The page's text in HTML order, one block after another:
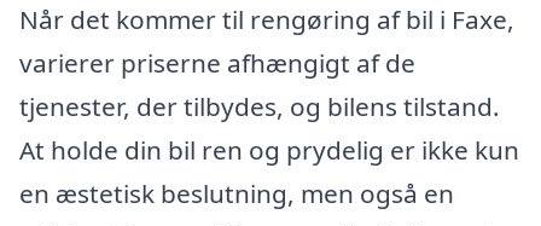
Når det kommer til rengøring af bil i Faxe,
varierer priserne afhængigt af de
tjenester, der tilbydes, og bilens tilstand.
At holde din bil ren og prydelig er ikke kun
en æstetisk beslutning, men også en